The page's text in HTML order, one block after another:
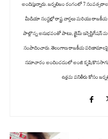
అందిస్తున్నారు. జర్నలిజం రంగంలో 7
మీడియా సంస్థల్లో రాష్ట్ర వార్తలు మరియు రాజకీయ
పాల్గొన్న అనుభవంతో పాటు, క్రైమ్ ఇన్వెస్టిగేషన్
సంపాదించారు. తెలంగాణ రాజకీయ పరిణామాలపై
సమాచారం అందించడంలో అంజి కృషి
ఉత్తమ పనితీరు కోసం